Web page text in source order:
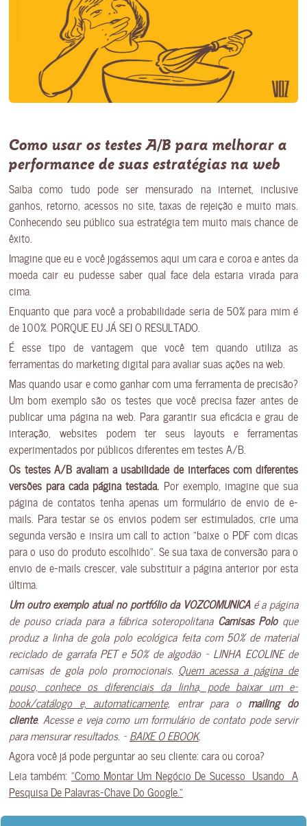
Como usar os testes A/B para melhorar a
performance de suas estratégias na web
Saiba como tudo pode ser mensurado na internet, inclusive
ganhos, retorno, acessos no site, taxas de rejeição e muito mais.
Conhecendo seu público sua estratégia tem muito mais chance de
êxito.
Imagine que eu e você jogássemos aqui um cara e coroa e antes da
moeda cair eu pudesse saber qual face dela estaria virada para
cima.
Enquanto que para você a probabilidade seria de 50% para mim é
de 100%. PORQUE EU JÁ SEI O RESULTADO.
É esse tipo de vantagem que você tem quando utiliza as
ferramentas do marketing digital para avaliar suas ações na web.
Mas quando usar e como ganhar com uma ferramenta de precisão?
Um bom exemplo são os testes que você precisa fazer antes de
publicar uma página na web. Para garantir sua eficácia e grau de
interação, websites podem ter seus layouts e ferramentas
experimentados por públicos diferentes em testes A/B.
Os testes A/B avaliam a usabilidade de interfaces com diferentes
versões para cada página testada. Por exemplo, imagine que sua
página de contatos tenha apenas um formulário de envio de e-
mails. Para testar se os envios podem ser estimulados, crie uma
segunda versão e insira um call to action “baixe o PDF com dicas
para o uso do produto escolhido”. Se sua taxa de conversão para o
envio de e-mails crescer, vale substituir a página anterior por esta
última.
Um outro exemplo atual no portfólio da VOZCOMUNICAé a página
de pouso criada para a fábrica soteropolitana Camisas Poloque
produz a linha de gola polo ecológica feita com 50% de material
reciclado de garrafa PET e 50% de algodão – LINHA ECOLINE de
camisas de gola polo promocionais. Quem acessa a página de
pouso, conhece os diferenciais da linha, pode baixar um e-
book/catálogo e, automaticamente, entrar para o mailing do
cliente. Acesse e veja como um formulário de contato pode servir
para mensurar resultados. –BAIXE O EBOOK.
Agora você já pode perguntar ao seu cliente: cara ou coroa?
Leia também: “Como Montar Um Negócio De Sucesso Usando A
Pesquisa De Palavras-Chave Do Google.”